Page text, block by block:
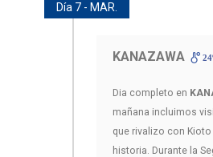
Día 7 - MAR.
KANAZAWA
Dia completo en
mañana incluimos
que rivalizo con
historia. Durante la